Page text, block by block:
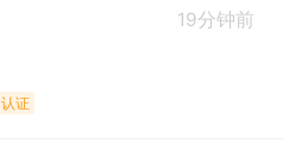
19分钟前
认证